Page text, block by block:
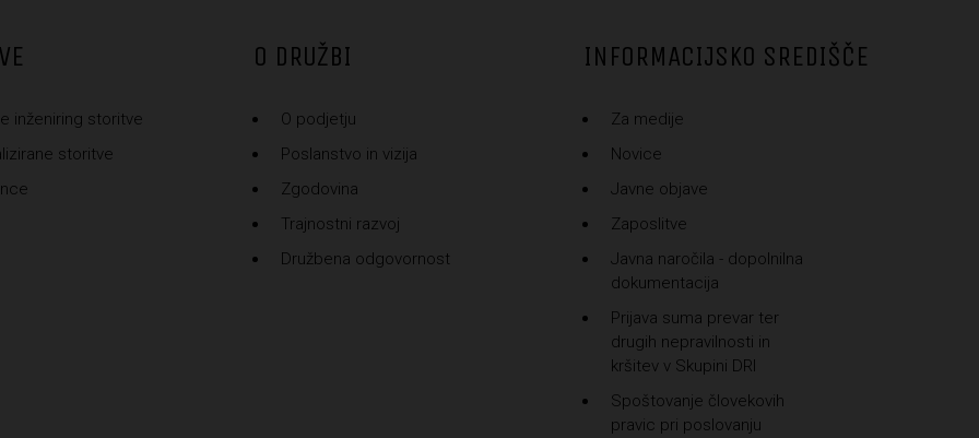
inženiring storitve
storitve
O DRUŽBI
O podjetju
Poslanstvo in vizija
Zgodovina
Trajnostni razvoj
Družbena odgovornost
INFORMACIJSKO SREDIŠČE
Za medije
Novice
Javne objave
Zaposlitve
Javna naročila - dopolnilna
dokumentacija
Prijava suma prevar ter
drugih nepravilnosti in
kršitev v Skupini DRI
Spoštovanje človekovih
pravic pri poslovanju